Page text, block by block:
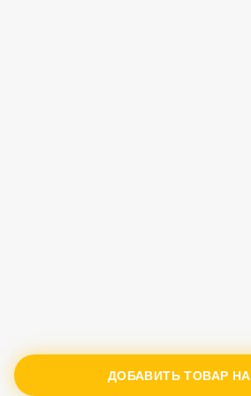
ДОБАВИТЬ ТОВАР НА